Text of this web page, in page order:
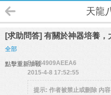
天龍
[求助問答] 有關於神器培養
全部
點擊重新加載54E84909AEEA6
2015-4-8 17:52:55
提示: 作者被禁止或刪除 內